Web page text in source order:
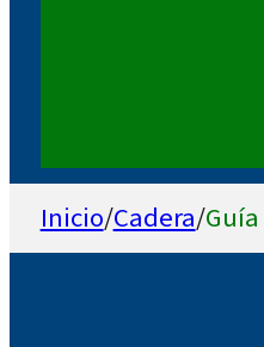
Inicio/Cadera/